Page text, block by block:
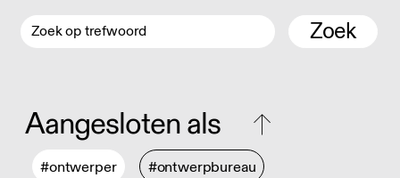
Zoek
Aangesloten als
#ontwerper #ontwerpbureau